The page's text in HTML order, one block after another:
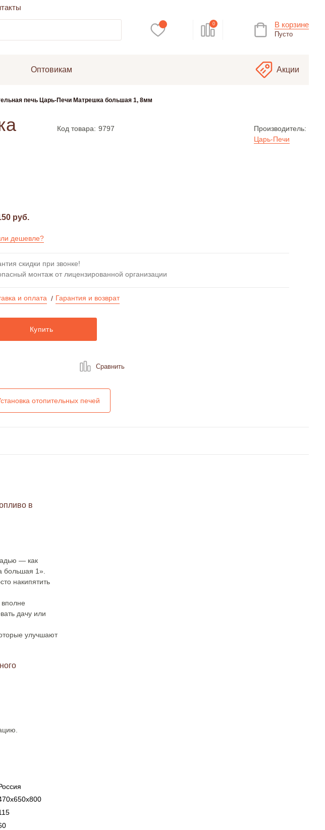
0 В корзине
Пусто
Оптовикам Акции
печь Царь-Печи Матрешка большая 1, 8мм
Код товара: 9797
Производитель:
Царь-Печи
руб.
дешевле?
скидки при звонке!
монтаж от лицензированной организации
и оплата / Гарантия и возврат
Купить
Сравнить
отопительных печей
в
— как
большая 1».
накипятить
дачу или
улучшают